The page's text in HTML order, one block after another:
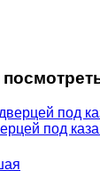
под